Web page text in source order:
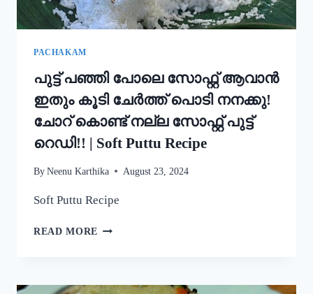
EASY
APPAM
PACHAKAM
പുട്ട് പഞ്ഞി പോലെ സോഫ്റ്റ് ആവാൻ
ഇതും കൂടി ചേർത്ത് പൊടി നനക്കു!
ചോറ് കൊണ്ട് നല്ല സോഫ്റ്റ് പുട്ട്
റെഡി!! | Soft Puttu Recipe
By Neenu Karthika August 23, 2024
Soft Puttu Recipe
READ MORE പുട്ട്
ആവാൻ